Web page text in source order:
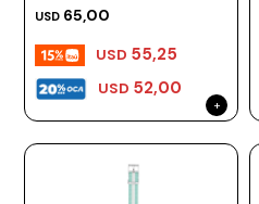
USD 65,00
USD 52,00
USD 55,25